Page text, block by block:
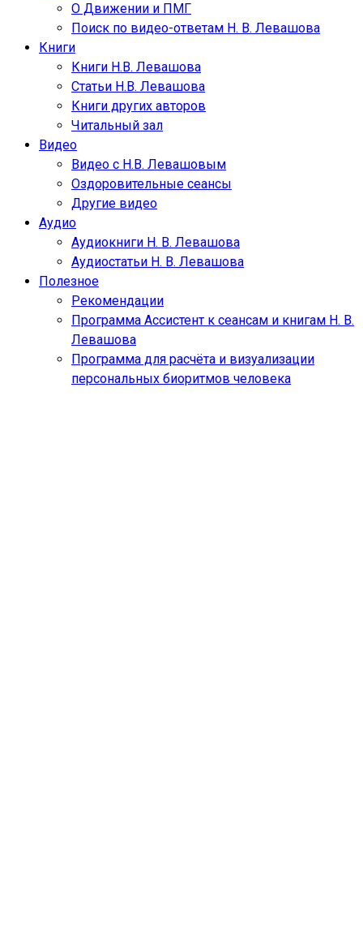
О Движении и ПМГ
Поиск по видео-ответам Н. В. Левашова
Книги
Книги Н.В. Левашова
Статьи Н.В. Левашова
Книги других авторов
Читальный зал
Видео
Видео с Н.В. Левашовым
Оздоровительные сеансы
Другие видео
Аудио
Аудиокниги Н. В. Левашова
Аудиостатьи Н. В. Левашова
Полезное
Рекомендации
Программа Ассистент к сеансам и книгам Н. В.
Левашова
Программа для расчёта и визуализации
персональных биоритмов человека